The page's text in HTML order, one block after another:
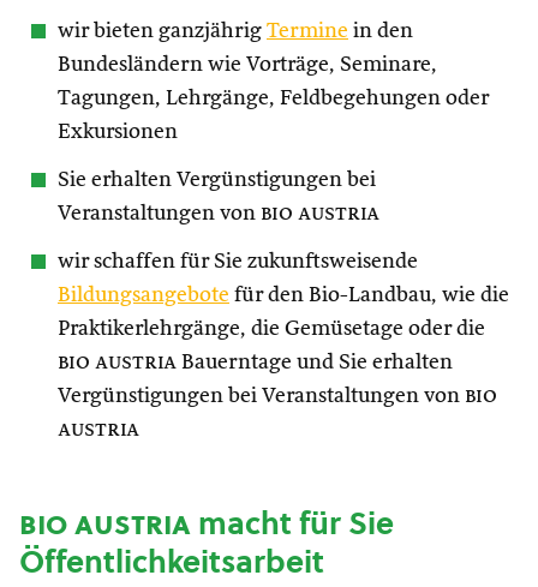
wir bieten ganzjährig Termine in den
Bundesländern wie Vorträge, Seminare,
Tagungen, Lehrgänge, Feldbegehungen oder
Exkursionen
Sie erhalten Vergünstigungen bei
Veranstaltungen von bio austria
wir schaffen für Sie zukunftsweisende
Bildungsangebote für den Bio-Landbau, wie die
Praktikerlehrgänge, die Gemüsetage oder die
bio austria Bauerntage und Sie erhalten
Vergünstigungen bei Veranstaltungen von bio
austria
bio austriamacht für Sie
Öffentlichkeitsarbeit